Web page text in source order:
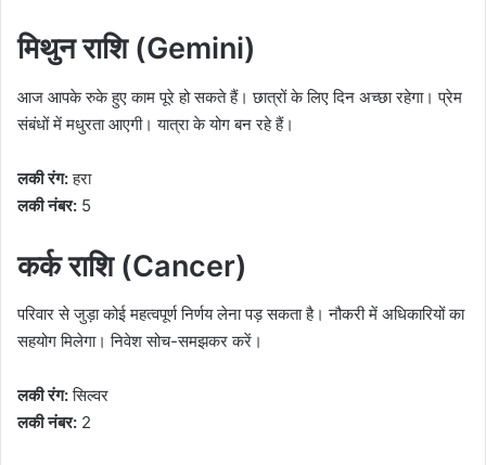
मिथुन राशि (Gemini)
आज आपके रुके हुए काम पूरे हो सकते हैं। छात्रों के लिए दिन अच्छा रहेगा। प्रेम
संबंधों में मधुरता आएगी। यात्रा के योग बन रहे हैं।
लकी रंग:हरा
लकी नंबर: 5
कर्क राशि (Cancer)
परिवार से जुड़ा कोई महत्वपूर्ण निर्णय लेना पड़ सकता है। नौकरी में अधिकारियों का
सहयोग मिलेगा। निवेश सोच-समझकर करें।
लकी रंग:सिल्वर
लकी नंबर: 2